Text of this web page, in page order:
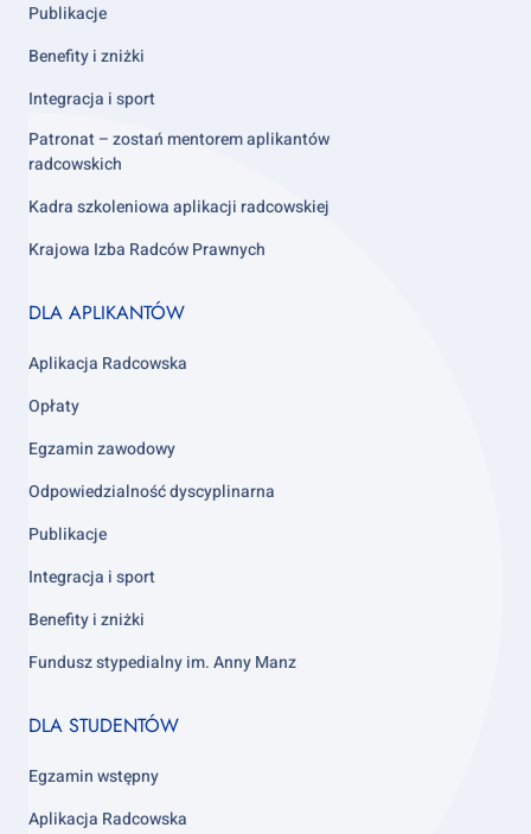
Publikacje
Benefity i zniżki
Integracja i sport
Patronat – zostań mentorem aplikantów
radcowskich
Kadra szkoleniowa aplikacji radcowskiej
Krajowa Izba Radców Prawnych
Footer
3
DLA APLIKANTÓW
Aplikacja Radcowska
Opłaty
Egzamin zawodowy
Odpowiedzialność dyscyplinarna
Publikacje
Integracja i sport
Benefity i zniżki
Fundusz stypedialny im. Anny Manz
Footer
4
DLA STUDENTÓW
Egzamin wstępny
Aplikacja Radcowska